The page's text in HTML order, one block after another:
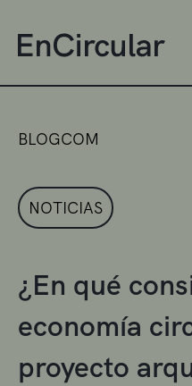
BLOGCOM
NOTICIAS
¿En qué
economía
proyecto